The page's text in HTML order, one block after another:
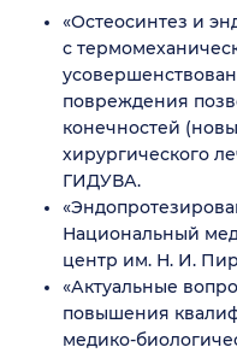
«Остеосинтез и
с
повреждения
конечностей
хирургического
ГИДУВА.
Национальный
центр им. Н. И.
«Актуальные
повышения
медико-